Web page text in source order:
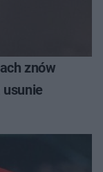
znów
usunie